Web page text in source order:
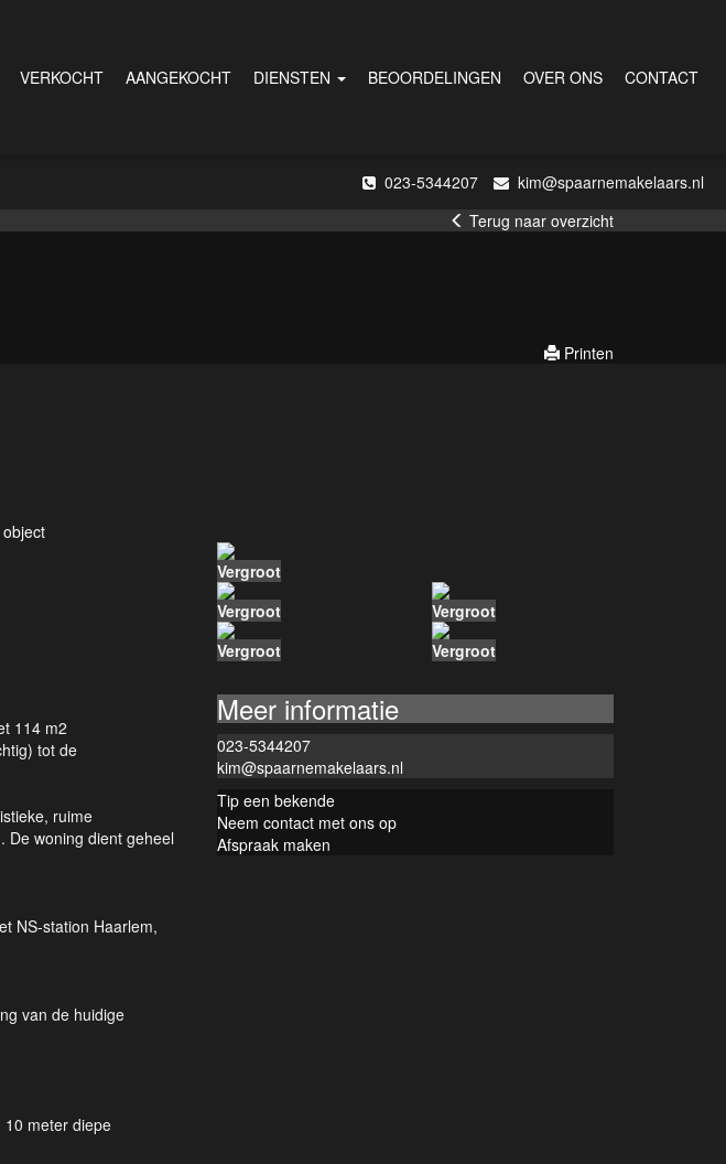
VERKOCHT AANGEKOCHT DIENSTEN BEOORDELINGEN OVER ONS CONTACT
023-5344207
kim@spaarnemakelaars.nl
Terug naar overzicht
Printen
Vergroot
Vergroot
Vergroot
Vergroot
Vergroot
114 m2
tot de
ruime
De woning dient geheel
NS-station Haarlem,
van de huidige
10 meter diepe
Meer informatie
023-5344207
kim@spaarnemakelaars.nl
Tip een bekende
Neem contact met ons op
Afspraak maken